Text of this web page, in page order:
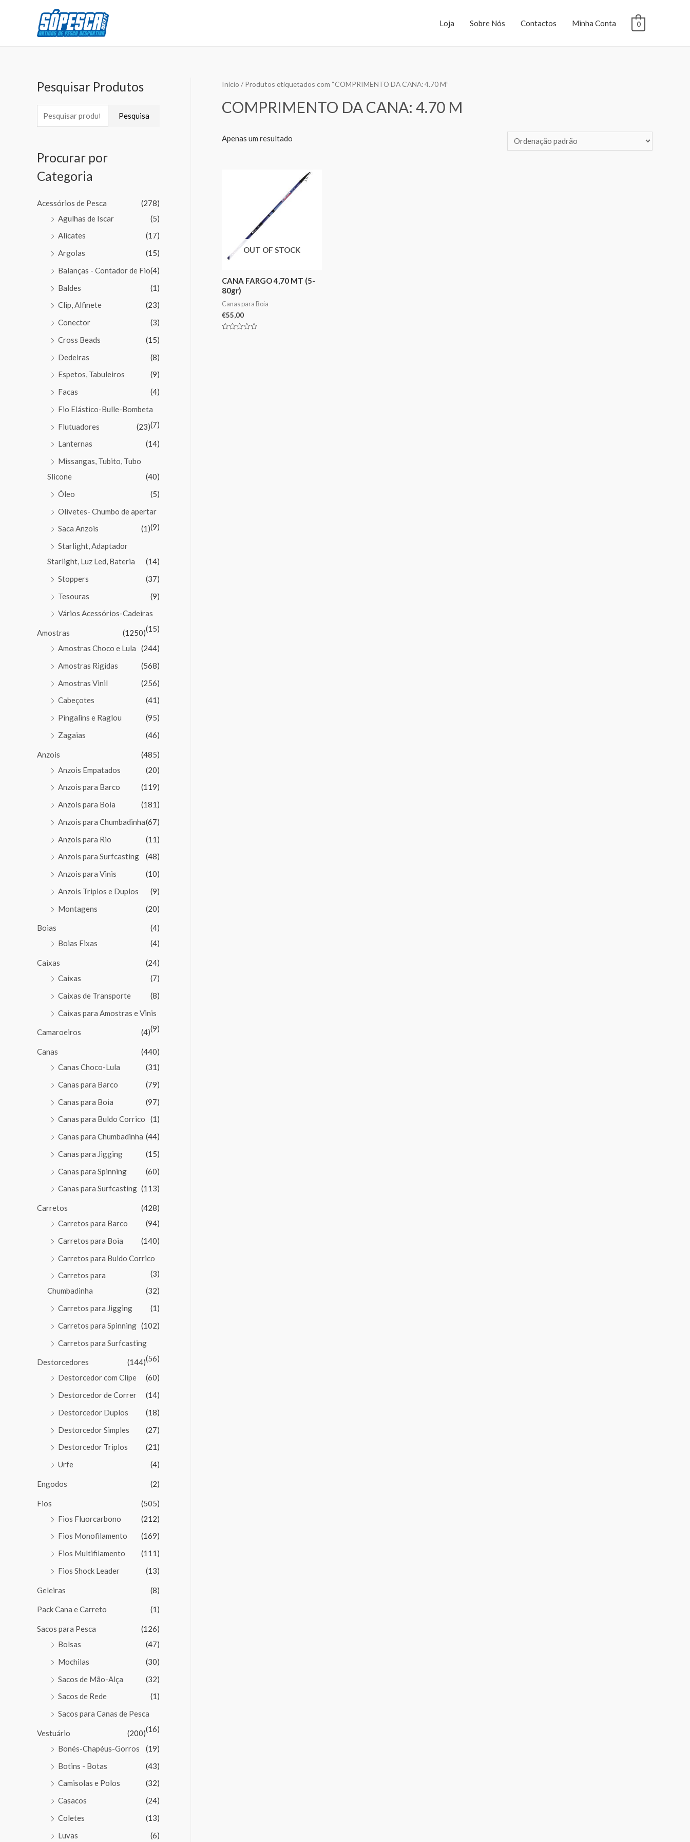
Loja Sobre Nós Contactos Minha Conta 0
Pesquisar Produtos
Pesquisa
Procurar por
Categoria
Acessórios de Pesca
(278)
Agulhas de Iscar
(5)
Alicates
(17)
Argolas
(15)
Balanças - Contador de Fio(4)
Baldes
(1)
Clip, Alfinete
(23)
Conector
(3)
Cross Beads
(15)
Dedeiras
(8)
Espetos, Tabuleiros
(9)
Facas
(4)
Fio Elástico-Bulle-Bombeta
(7)
Flutuadores
(23)
Lanternas
(14)
Missangas, Tubito, Tubo
Slicone
(40)
Óleo
(5)
Olivetes- Chumbo de apertar
(9)
Saca Anzois
(1)
Starlight, Adaptador
Starlight, Luz Led, Bateria
(14)
Stoppers
(37)
Tesouras
(9)
Vários Acessórios-Cadeiras
(15)
Amostras
(1250)
Amostras Choco e Lula
(244)
Amostras Rigidas
(568)
Amostras Vinil
(256)
Cabeçotes
(41)
Pingalins e Raglou
(95)
Zagaias
(46)
Anzois
(485)
Anzois Empatados
(20)
Anzois para Barco
(119)
Anzois para Boia
(181)
Anzois para Chumbadinha(67)
Anzois para Rio
(11)
Anzois para Surfcasting
(48)
Anzois para Vinis
(10)
Anzois Triplos e Duplos
(9)
Montagens
(20)
Boias
(4)
Boias Fixas
(4)
Caixas
(24)
Caixas
(7)
Caixas de Transporte
(8)
Caixas para Amostras e Vinis
(9)
Camaroeiros (4)
Canas
(440)
Canas Choco-Lula
(31)
Canas para Barco
(79)
Canas para Boia
(97)
Canas para Buldo Corrico
(1)
Canas para Chumbadinha (44)
Canas para Jigging
(15)
Canas para Spinning
(60)
Canas para Surfcasting (113)
Carretos
(428)
Carretos para Barco
(94)
Carretos para Boia
(140)
Carretos para Buldo Corrico
(3)
Carretos para
Chumbadinha
(32)
Carretos para Jigging
(1)
Carretos para Spinning (102)
Carretos para Surfcasting
(56)
Destorcedores
(144)
Destorcedor com Clipe
(60)
Destorcedor de Correr
(14)
Destorcedor Duplos
(18)
Destorcedor Simples
(27)
Destorcedor Triplos
(21)
Urfe
(4)
Engodos (2)
Fios
(505)
Fios Fluorcarbono
(212)
Fios Monofilamento
(169)
Fios Multifilamento
(111)
Fios Shock Leader
(13)
Geleiras (8)
Pack Cana e Carreto (1)
Sacos para Pesca
(126)
Bolsas
(47)
Mochilas
(30)
Sacos de Mão-Alça
(32)
Sacos de Rede
(1)
Sacos para Canas de Pesca
(16)
Vestuário
(200)
Bonés-Chapéus-Gorros
(19)
Botins - Botas
(43)
Camisolas e Polos
(32)
Casacos
(24)
Coletes
(13)
Luvas
(6)
Início / Produtos etiquetados com “COMPRIMENTO DA CANA: 4.70 M”
COMPRIMENTO DA CANA: 4.70 M
Apenas um resultado
OUT OF STOCK
CANA FARGO 4,70 MT (5-
80gr)
Canas para Boia
€55,00